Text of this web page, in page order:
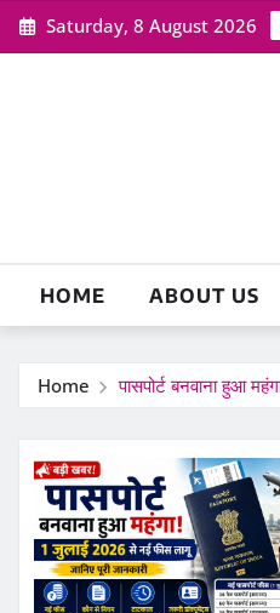
Skip
to
Saturday, 8 August 2026
HOME ABOUT US
Home पासपोर्ट बनवाना हुआ